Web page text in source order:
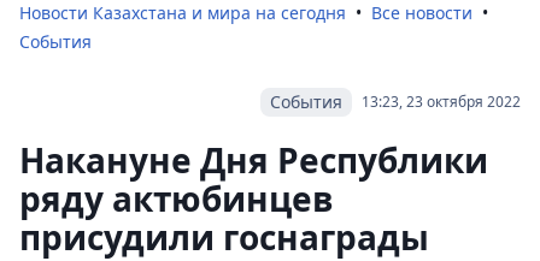
Новости Казахстана и мира на сегодня
Все новости
События
13:23, 23 октября 2022
События
Накануне Дня Республики
ряду актюбинцев
присудили госнаграды